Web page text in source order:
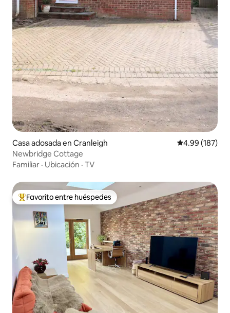
Casa adosada en Cranleigh Calificación
4.99 (187)
Newbridge Cottage
Familiar · Ubicación · TV
Favorito entre huéspedes preferido
Favorito entre huéspedes